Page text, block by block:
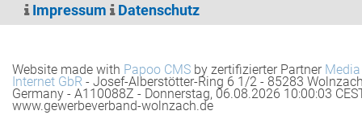
Impressum
Datenschutz
Website made with Papoo CMS by zertifizierter Partner Media
Internet GbR - Josef-Alberstötter-Ring 6 1/2 - 85283
Germany - A110088Z - Donnerstag, 06.08.2026 10:00:03
www.gewerbeverband-wolnzach.de